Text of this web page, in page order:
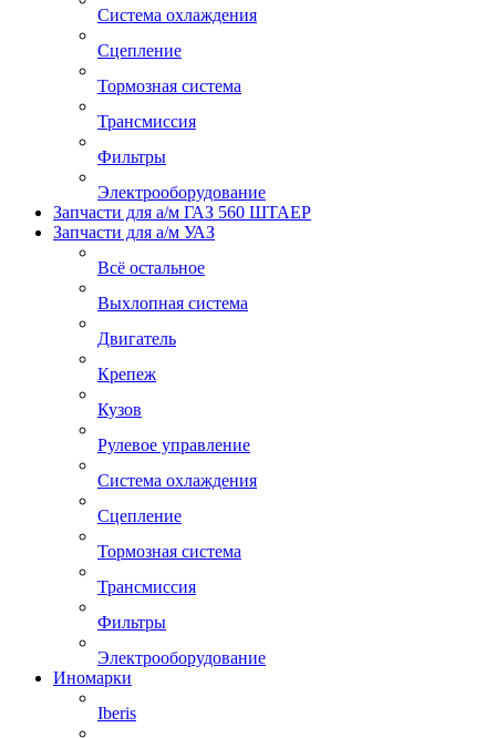
Система охлаждения
Сцепление
Тормозная система
Трансмиссия
Фильтры
Электрооборудование
Запчасти для а/м ГАЗ 560 ШТАЕР
Запчасти для а/м УАЗ
Всё остальное
Выхлопная система
Двигатель
Крепеж
Кузов
Рулевое управление
Система охлаждения
Сцепление
Тормозная система
Трансмиссия
Фильтры
Электрооборудование
Иномарки
Iberis